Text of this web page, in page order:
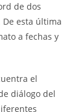
de dos
De esta última
a fechas y
el
diálogo del